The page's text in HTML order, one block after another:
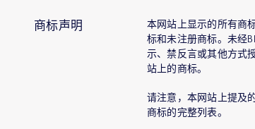
商标声明
本网站上显示的所有商
标和未注册商标。未经
示、禁反言或其他方式
站上的商标。
请注意，本网站上提及
商标的完整列表。